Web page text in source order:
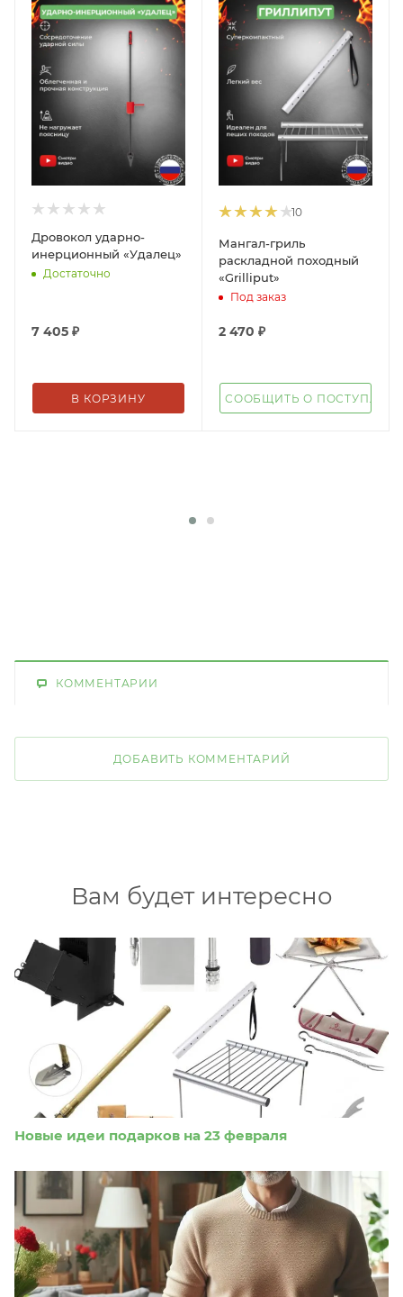
Дровокол ударно-
инерционный «Удалец»
Достаточно
7 405 ₽
В КОРЗИНУ
10
Мангал-гриль
раскладной походный
«Grilliput»
Под заказ
2 470 ₽
СООБЩИТЬ О
КОММЕНТАРИИ
ДОБАВИТЬ КОММЕНТАРИЙ
Вам будет интересно
Новые идеи подарков на 23 февраля